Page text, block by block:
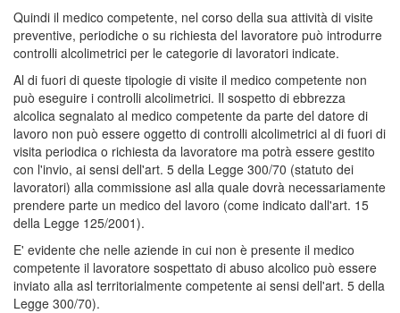
Quindi il medico competente, nel corso della sua attività di visite
preventive, periodiche o su richiesta del lavoratore può introdurre
controlli alcolimetrici per le categorie di lavoratori indicate.
Al di fuori di queste tipologie di visite il medico competente non
può eseguire i controlli alcolimetrici. Il sospetto di ebbrezza
alcolica segnalato al medico competente da parte del datore di
lavoro non può essere oggetto di controlli alcolimetrici al di fuori di
visita periodica o richiesta da lavoratore ma potrà essere gestito
con l'invio, ai sensi dell'art. 5 della Legge 300/70 (statuto dei
lavoratori) alla commissione asl alla quale dovrà necessariamente
prendere parte un medico del lavoro (come indicato dall'art. 15
della Legge 125/2001).
E' evidente che nelle aziende in cui non è presente il medico
competente il lavoratore sospettato di abuso alcolico può essere
inviato alla asl territorialmente competente ai sensi dell'art. 5 della
Legge 300/70).